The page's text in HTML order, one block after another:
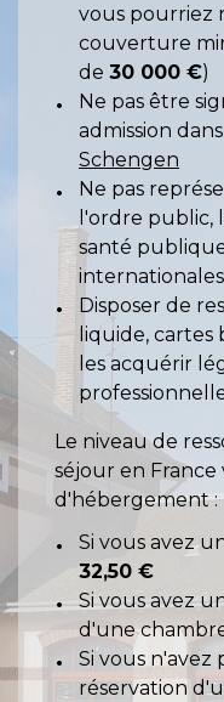
vous pourriez
couverture
de 30 000 €)
Ne pas être
admission
Schengen
Ne pas
l'ordre public,
santé
Disposer de
liquide, cartes
les acquérir
Le niveau de
séjour en France
d'hébergement :
Si vous avez
32,50 €
Si vous avez
d'une
Si vous n'avez
réservation